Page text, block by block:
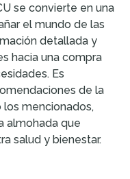
se convierte en una
el mundo de las
detallada y
hacia una compra
Es
de la
mencionados,
almohada que
salud y bienestar.